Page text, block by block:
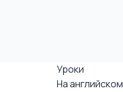
Уроки
На английском